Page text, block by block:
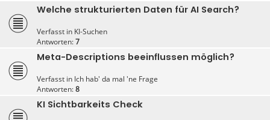
Welche strukturierten Daten für AI Search?
Verfasst in KI-Suchen
Antworten:7
Meta-Descriptions beeinflussen möglich?
Verfasst in Ich hab' da mal 'ne Frage
Antworten:8
KI Sichtbarkeits Check